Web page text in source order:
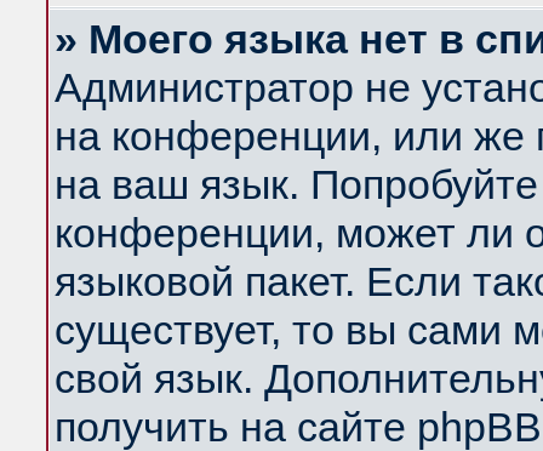
» Моего языка нет в
Администратор не
на конференции, или же
на ваш язык.
конференции, может ли
языковой пакет. Если
существует, то вы сами
свой язык.
получить на сайте